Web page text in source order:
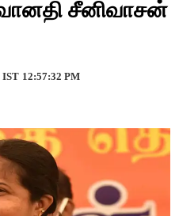
வானதி சீனிவாசன்
IST 12:57:32 PM